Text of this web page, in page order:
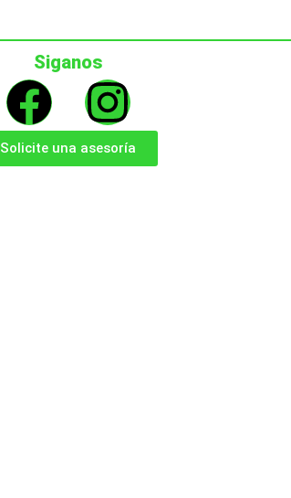
Siganos
Solicite una asesoría